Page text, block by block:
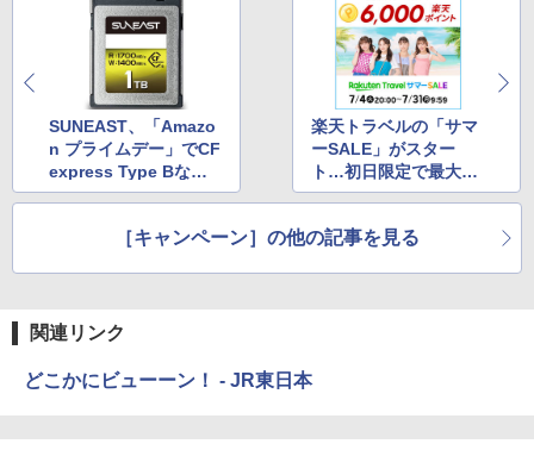
SUNEAST、「Amazo
n プライムデー」でCF
express Type Bなど
最大49％OFF
楽天トラベルの「サマ
ーSALE」がスター
ト…初日限定で最大1
万円OFF、テーマパー
ポンなど
［キャンペーン］の他の記事を見る
関連リンク
どこかにビューーン！ - JR東日本